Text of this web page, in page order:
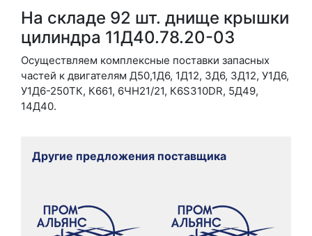
На складе 92 шт. днище крышки
цилиндра 11Д40.78.20-03
Осуществляем комплексные поставки запасных
частей к двигателям Д50,1Д6, 1Д12, 3Д6, 3Д12, У1Д6,
У1Д6-250ТК, К661, 6ЧН21/21, К6S310DR, 5Д49,
14Д40.
Другие предложения поставщика